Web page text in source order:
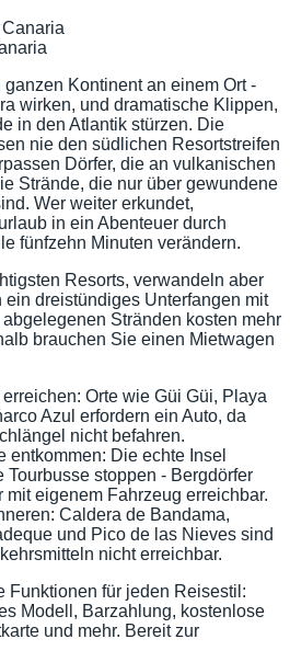
Kontinent an einem Ort -
wirken, und dramatische Klippen,
in den Atlantik stürzen. Die
nie den südlichen Resortstreifen
Dörfer, die an vulkanischen
Strände, die nur über gewundene
Wer weiter erkundet,
in ein Abenteuer durch
fünfzehn Minuten verändern.
Resorts, verwandeln aber
dreistündiges Unterfangen mit
Stränden kosten mehr
brauchen Sie einen Mietwagen
Orte wie Güi Güi, Playa
Azul erfordern ein Auto, da
nicht befahren.
entkommen: Die echte Insel
Tourbusse stoppen - Bergdörfer
mit eigenem Fahrzeug erreichbar.
Caldera de Bandama,
und Pico de las Nieves sind
nicht erreichbar.
Funktionen für jeden Reisestil:
Modell, Barzahlung, kostenlose
und mehr. Bereit zur